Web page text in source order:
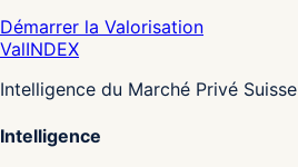
Démarrer la Valorisation
ValINDEX
Intelligence du Marché Privé Suisse
Intelligence